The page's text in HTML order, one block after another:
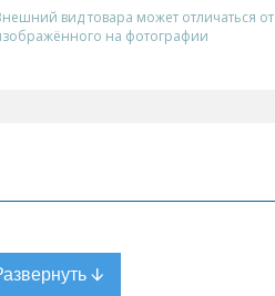
вид товара может отличаться от
на фотографии